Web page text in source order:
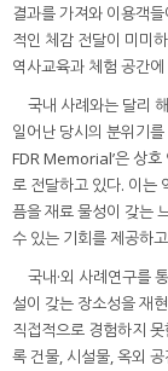
결과를 가져와 이용객
적인 체감 전달이 미미
역사교육과 체험 공간
국내 사례와는 달리
일어난 당시의 분위기
FDR Memorial’은 상호
로 전달하고 있다. 이는
픔을 재료 물성이 갖는
수 있는 기회를 제공하
국내·외 사례연구를
설이 갖는 장소성을 재
직접적으로 경험하지
록 건물, 시설물, 옥외